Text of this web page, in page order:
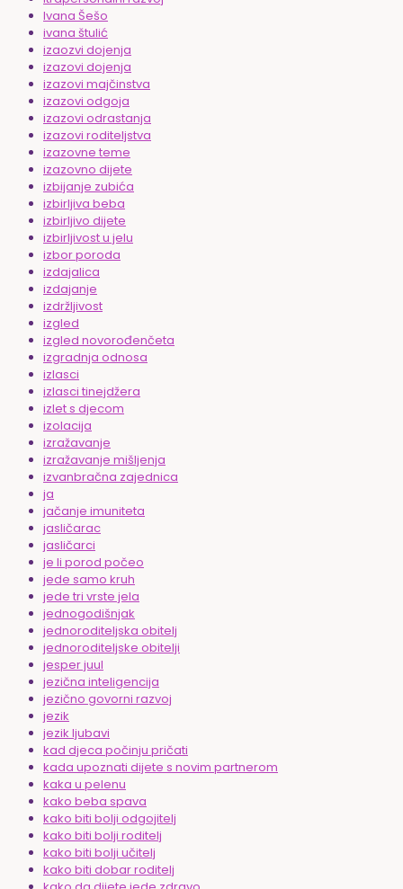
Ivana Šešo
ivana štulić
izaozvi dojenja
izazovi dojenja
izazovi majčinstva
izazovi odgoja
izazovi odrastanja
izazovi roditeljstva
izazovne teme
izazovno dijete
izbijanje zubića
izbirljiva beba
izbirljivo dijete
izbirljivost u jelu
izbor poroda
izdajalica
izdajanje
izdržljivost
izgled
izgled novorođenčeta
izgradnja odnosa
izlasci
izlasci tinejdžera
izlet s djecom
izolacija
izražavanje
izražavanje mišljenja
izvanbračna zajednica
ja
jačanje imuniteta
jasličarac
jasličarci
je li porod počeo
jede samo kruh
jede tri vrste jela
jednogodišnjak
jednoroditeljska obitelj
jednoroditeljske obitelji
jesper juul
jezična inteligencija
jezično govorni razvoj
jezik
jezik ljubavi
kad djeca počinju pričati
kada upoznati dijete s novim partnerom
kaka u pelenu
kako beba spava
kako biti bolji odgojitelj
kako biti bolji roditelj
kako biti bolji učitelj
kako biti dobar roditelj